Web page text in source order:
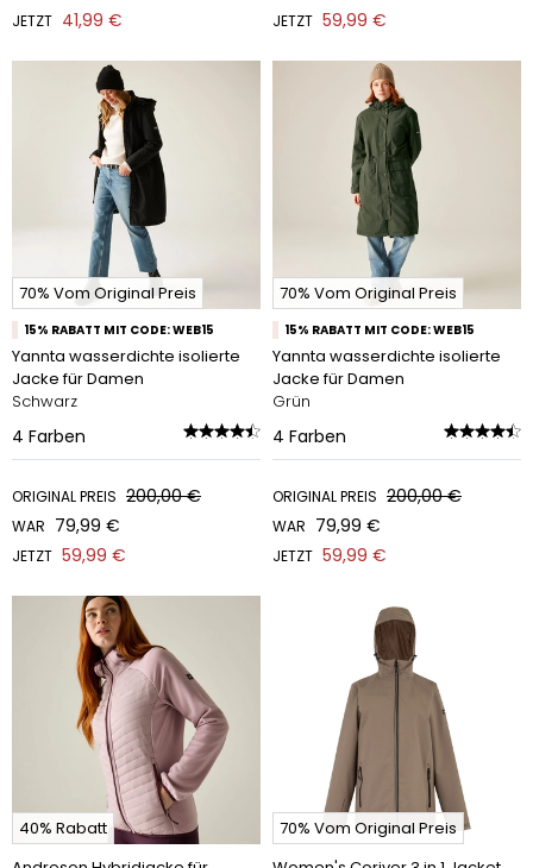
JETZT 41,99 € JETZT 59,99 €
70% Vom Original Preis
15% RABATT MIT CODE: WEB15
Yannta wasserdichte isolierte
Jacke für Damen
Schwarz
4 Farben
ORIGINAL PREIS 200,00 €
WAR 79,99 €
JETZT 59,99 €
70% Vom Original Preis
15% RABATT MIT CODE: WEB15
Yannta wasserdichte isolierte
Jacke für Damen
Grün
4 Farben
ORIGINAL PREIS 200,00 €
WAR 79,99 €
JETZT 59,99 €
40% Rabatt
70% Vom Original Preis